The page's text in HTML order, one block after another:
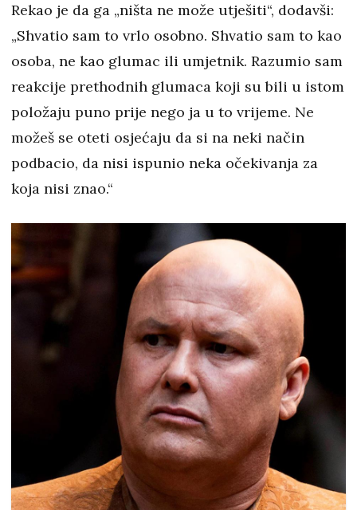
Rekao je da ga „ništa ne može utješiti“, dodavši:
„Shvatio sam to vrlo osobno. Shvatio sam to kao
osoba, ne kao glumac ili umjetnik. Razumio sam
reakcije prethodnih glumaca koji su bili u istom
položaju puno prije nego ja u to vrijeme. Ne
možeš se oteti osjećaju da si na neki način
podbacio, da nisi ispunio neka očekivanja za
koja nisi znao.“